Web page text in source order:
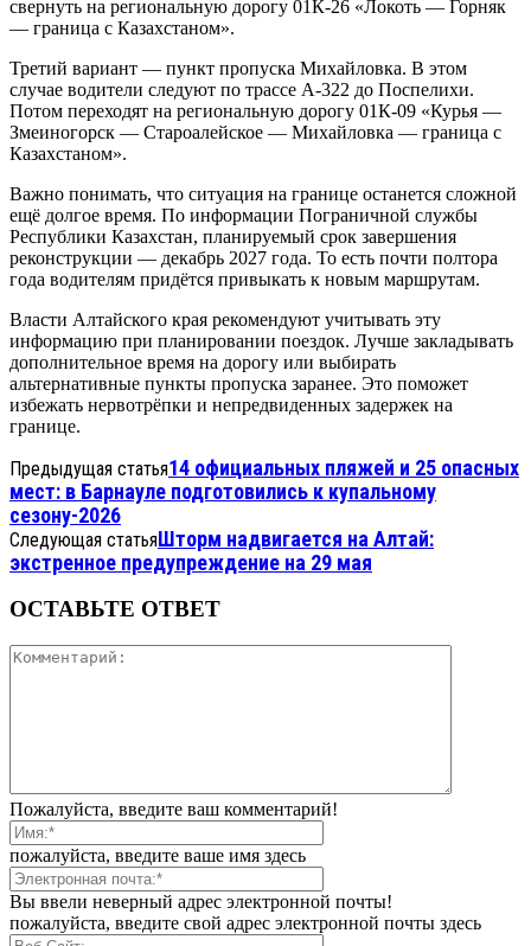
свернуть на региональную дорогу 01К-26 «Локоть — Горняк
— граница с Казахстаном».
Третий вариант — пункт пропуска Михайловка. В этом
случае водители следуют по трассе А-322 до Поспелихи.
Потом переходят на региональную дорогу 01К-09 «Курья —
Змеиногорск — Староалейское — Михайловка — граница с
Казахстаном».
Важно понимать, что ситуация на границе останется сложной
ещё долгое время. По информации Пограничной службы
Республики Казахстан, планируемый срок завершения
реконструкции — декабрь 2027 года. То есть почти полтора
года водителям придётся привыкать к новым маршрутам.
Власти Алтайского края рекомендуют учитывать эту
информацию при планировании поездок. Лучше закладывать
дополнительное время на дорогу или выбирать
альтернативные пункты пропуска заранее. Это поможет
избежать нервотрёпки и непредвиденных задержек на
границе.
Предыдущая статья14 официальных пляжей и 25 опасных
мест: в Барнауле подготовились к купальному
сезону-2026
Следующая статьяШторм надвигается на Алтай:
экстренное предупреждение на 29 мая
ОСТАВЬТЕ ОТВЕТ
Пожалуйста, введите ваш комментарий!
пожалуйста, введите ваше имя здесь
Вы ввели неверный адрес электронной почты!
пожалуйста, введите свой адрес электронной почты здесь